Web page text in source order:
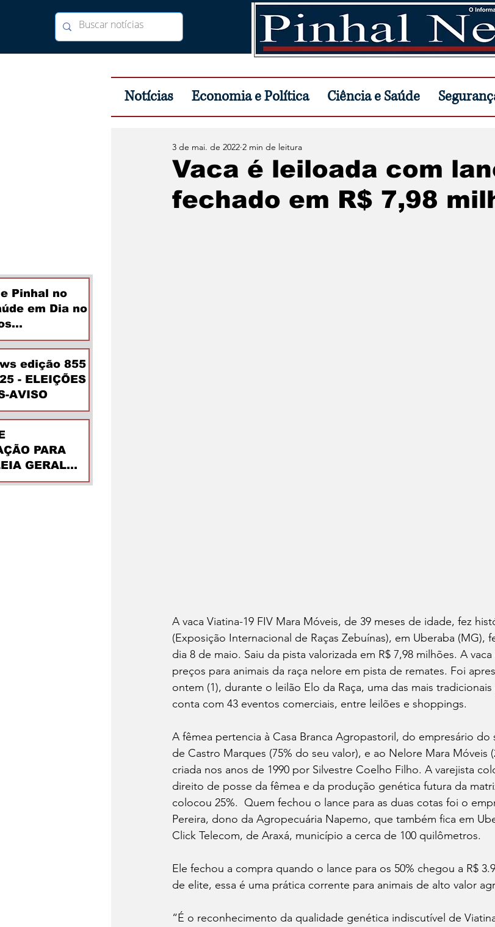
Notícias Economia e Política Ciência e Saúde
Pinhal no
em Dia no
edição 855
- ELEIÇÕES
AVISO
PARA
GERAL
Vaca é leiloada com
fechado em R$ 7,98
3 de mai. de 2022 2 min de leitura
A vaca Viatina-19 FIV Mara Móveis, de 39 meses de idade, fez
(Exposição Internacional de Raças Zebuínas), em Uberaba (MG),
dia 8 de maio. Saiu da pista valorizada em R$ 7,98 milhões. A
preços para animais da raça nelore em pista de remates. Foi
ontem (1), durante o leilão Elo da Raça, uma das mais
conta com 43 eventos comerciais, entre leilões e shoppings.
A fêmea pertencia à Casa Branca Agropastoril, do empresário do
de Castro Marques (75% do seu valor), e ao Nelore Mara Móveis
criada nos anos de 1990 por Silvestre Coelho Filho. A varejista
direito de posse da fêmea e da produção genética futura da
colocou 25%.  Quem fechou o lance para as duas cotas foi o
Pereira, dono da Agropecuária Napemo, que também fica em
Click Telecom, de Araxá, município a cerca de 100 quilômetros.
Ele fechou a compra quando o lance para os 50% chegou a R$
de elite, essa é uma prática corrente para animais de alto valor
“É o reconhecimento da qualidade genética indiscutível de